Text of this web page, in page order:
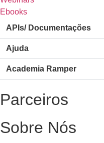
Ebooks
APIs/ Documentações
Ajuda
Academia Ramper
Parceiros
Sobre Nós